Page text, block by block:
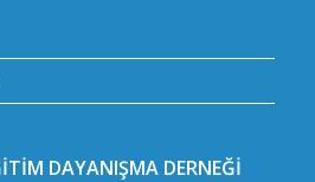
DAYANIŞMA DERNEĞİ